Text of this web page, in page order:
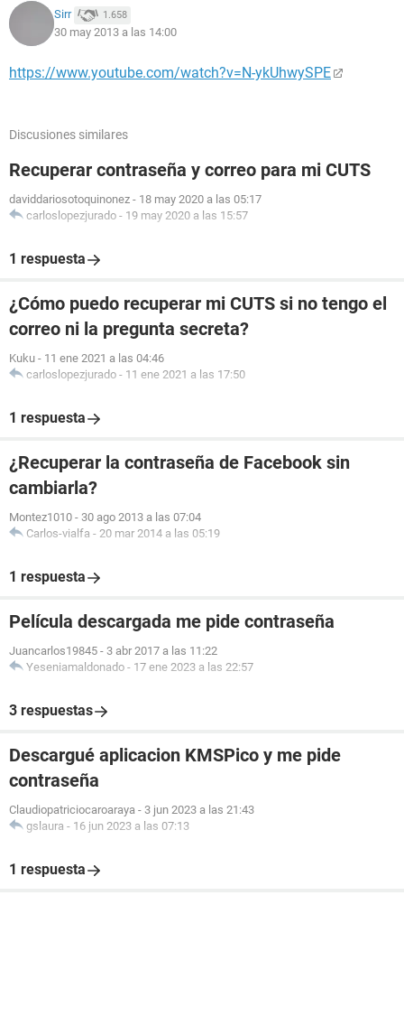
Sirr 1.658
30 may 2013 a las 14:00
https://www.youtube.com/watch?v=N-ykUhwySPE
Discusiones similares
Recuperar contraseña y correo para mi CUTS
daviddariosotoquinonez - 18 may 2020 a las 05:17
carloslopezjurado - 19 may 2020 a las 15:57
1 respuesta
¿Cómo puedo recuperar mi CUTS si no tengo el
correo ni la pregunta secreta?
Kuku - 11 ene 2021 a las 04:46
carloslopezjurado - 11 ene 2021 a las 17:50
1 respuesta
¿Recuperar la contraseña de Facebook sin
cambiarla?
Montez1010 - 30 ago 2013 a las 07:04
Carlos-vialfa - 20 mar 2014 a las 05:19
1 respuesta
Película descargada me pide contraseña
Juancarlos19845 - 3 abr 2017 a las 11:22
Yeseniamaldonado - 17 ene 2023 a las 22:57
3 respuestas
Descargué aplicacion KMSPico y me pide
contraseña
Claudiopatriciocaroaraya - 3 jun 2023 a las 21:43
gslaura - 16 jun 2023 a las 07:13
1 respuesta